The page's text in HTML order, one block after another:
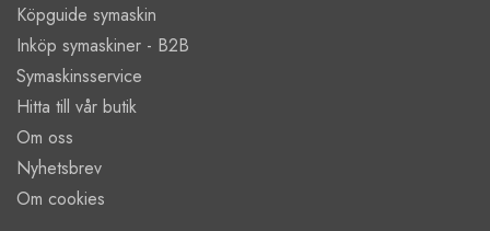
Köpguide symaskin
Inköp symaskiner - B2B
Symaskinsservice
Hitta till vår butik
Om oss
Nyhetsbrev
Om cookies